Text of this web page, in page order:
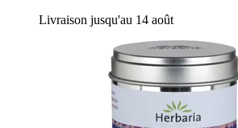
Livraison jusqu'au 14 août